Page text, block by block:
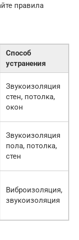
правила
Способ
устранения
Звукоизоляция
стен, потолка,
окон
Звукоизоляция
пола, потолка,
стен
Виброизоляция,
звукоизоляция